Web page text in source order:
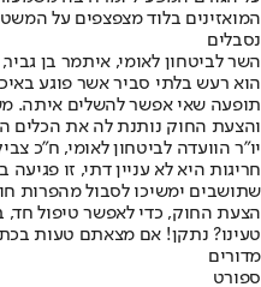
המואזינים בלוד מצפצפים על
נסבלים
השר לביטחון לאומי, איתמר בן
הוא רעש בלתי סביר אשר פוגע
תופעה שאי אפשר להשלים איתה.
והצעת החוק נותנת לה את הכלים
יו״ר הוועדה לביטחון לאומי, ח״כ
חריגות היא לא עניין דתי, זו פגיעה
שתושבים ימשיכו לסבול מהפרות
הצעת החוק, כדי לאפשר טיפול חד,
טעינו? נתקן! אם מצאתם טעות
מדורים
ספורט